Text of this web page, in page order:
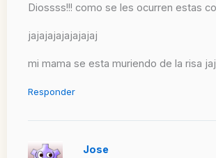
Diossss!!! como se les ocurren estas
jajajajajajajajaj
mi mama se esta muriendo de la risa
Responder
Jose